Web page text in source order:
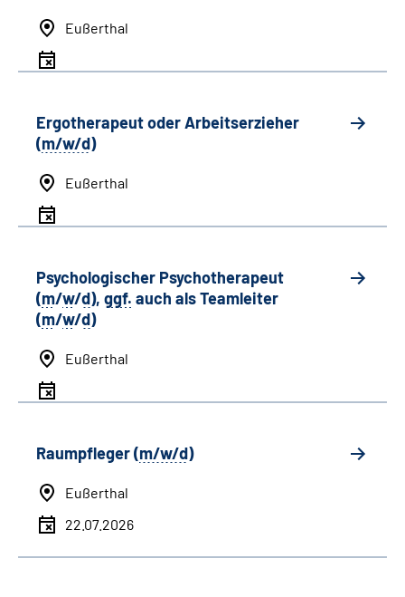
Eußerthal
Ergotherapeut oder Arbeitserzieher
(m/w/d)
Eußerthal
Psychologischer Psychotherapeut
(m/w/d), ggf. auch alsTeamleiter
(m/w/d)
Eußerthal
Raumpfleger (m/w/d)
Eußerthal
22.07.2026